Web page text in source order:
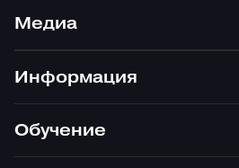
Медиа
Информация
Обучение